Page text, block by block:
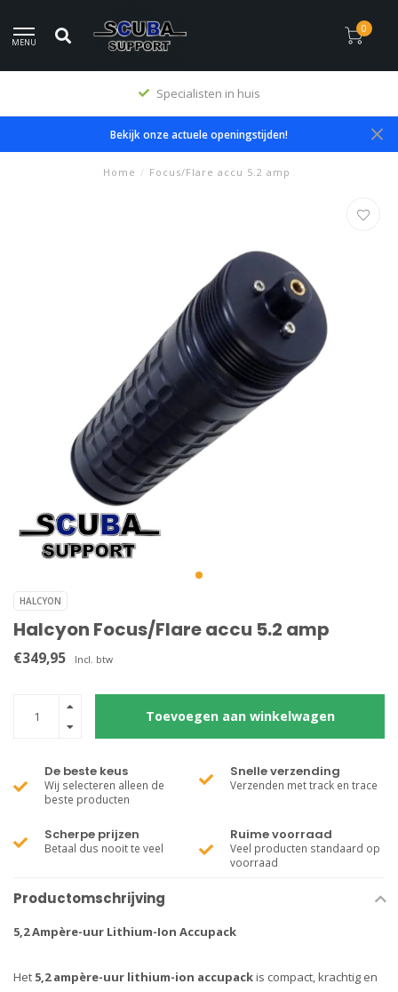
MENU
0
Specialisten in huis
Bekijk onze actuele openingstijden!
Home / Focus/Flare accu 5.2 amp
HALCYON
Halcyon Focus/Flare accu 5.2 amp
€349,95 Incl. btw
Toevoegen aan winkelwagen
De beste keus
Wij selecteren alleen de
beste producten
Snelle verzending
Verzenden met track en trace
Scherpe prijzen
Betaal dus nooit te veel
Ruime voorraad
Veel producten standaard op
voorraad
Productomschrijving
5,2 Ampère-uur Lithium-Ion Accupack
Het 5,2 ampère-uur lithium-ion accupackis compact, krachtig en